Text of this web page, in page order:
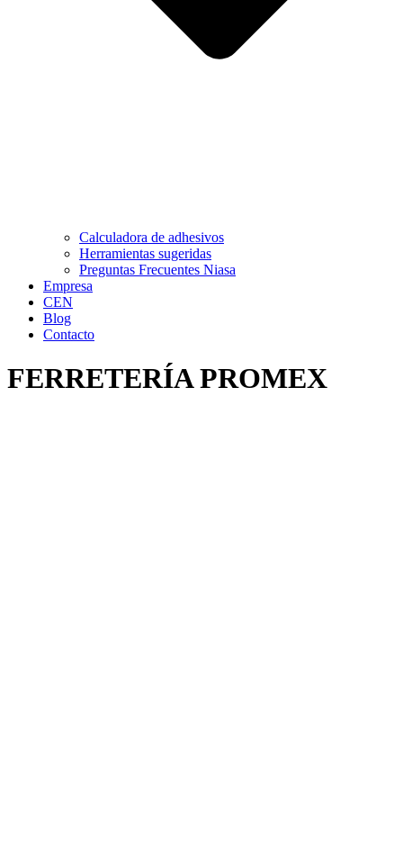
Calculadora de adhesivos
Herramientas sugeridas
Preguntas Frecuentes Niasa
Empresa
CEN
Blog
Contacto
FERRETERÍA PROMEX